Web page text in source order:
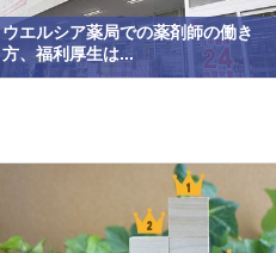
ウエルシア薬局での薬剤師の働き
方、福利厚生は...